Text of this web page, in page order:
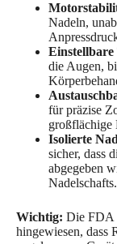
Nadeln,
Einstellbare
die Augen,
für präzise
großflächige
Isolierte
sicher, dass
abgegeben
Nadelschafts.
Wichtig: Die FDA
hingewiesen, dass